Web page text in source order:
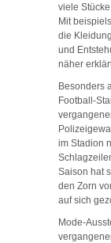
viele
Mit
die
und
näher
Besonders
Football-
im Stadion
Saison hat
den Zorn
auf sich
Mode-